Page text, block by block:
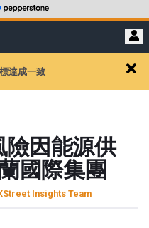
達成一致
alert
因能源供
國際集團
Insights Team